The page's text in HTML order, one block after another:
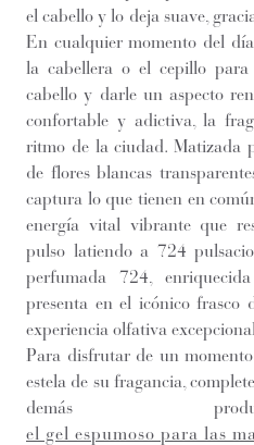
el cabello y lo deja suave,
En cualquier momento del
la cabellera o el cepillo para
cabello y darle un aspecto
confortable y adictiva, la
ritmo de la ciudad. Matizada
de flores blancas
captura lo que tienen en
energía vital vibrante que
pulso latiendo a 724
perfumada 724,
presenta en el icónico frasco
experiencia olfativa
Para disfrutar de un
estela de su fragancia,
demás
el gel espumoso para las